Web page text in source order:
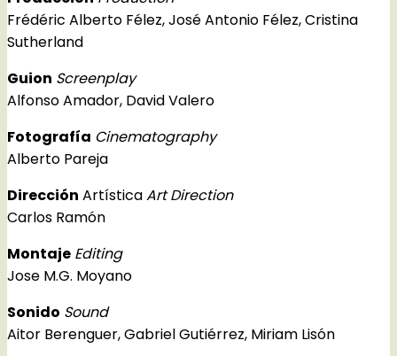
Frédéric Alberto Félez, José Antonio Félez, Cristina
Sutherland
Guion Screenplay
Alfonso Amador, David Valero
Fotografía Cinematography
Alberto Pareja
Dirección ArtísticaArt Direction
Carlos Ramón
Montaje Editing
Jose M.G. Moyano
Sonido Sound
Aitor Berenguer, Gabriel Gutiérrez, Miriam Lisón